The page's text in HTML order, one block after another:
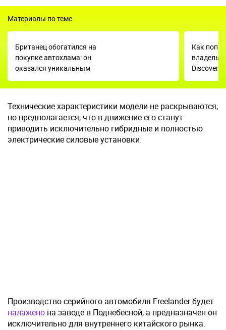
Материалы по теме
Британец обогатился на
покупке автохлама: он
оказался уникальным
Как
Discovery
Технические характеристики модели не раскрываются,
но предполагается, что в движение его станут
приводить исключительно гибридные и полностью
электрические силовые установки.
Производство серийного автомобиля Freelander будет
налажено на заводе в Поднебесной, а предназначен он
исключительно для внутреннего китайского рынка.